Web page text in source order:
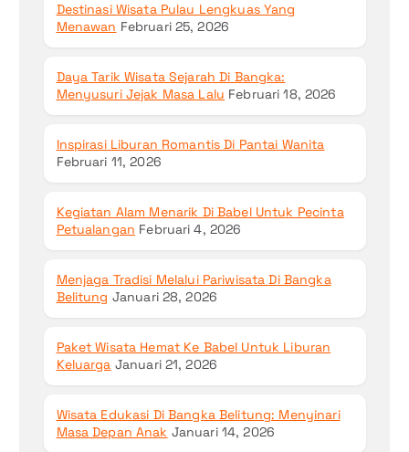
Destinasi Wisata Pulau Lengkuas Yang
Menawan Februari 25, 2026
Daya Tarik Wisata Sejarah Di Bangka:
Menyusuri Jejak Masa Lalu Februari 18, 2026
Inspirasi Liburan Romantis Di Pantai Wanita
Februari 11, 2026
Kegiatan Alam Menarik Di Babel Untuk Pecinta
Petualangan Februari 4, 2026
Menjaga Tradisi Melalui Pariwisata Di Bangka
Belitung Januari 28, 2026
Paket Wisata Hemat Ke Babel Untuk Liburan
Keluarga Januari 21, 2026
Wisata Edukasi Di Bangka Belitung: Menyinari
Masa Depan Anak Januari 14, 2026